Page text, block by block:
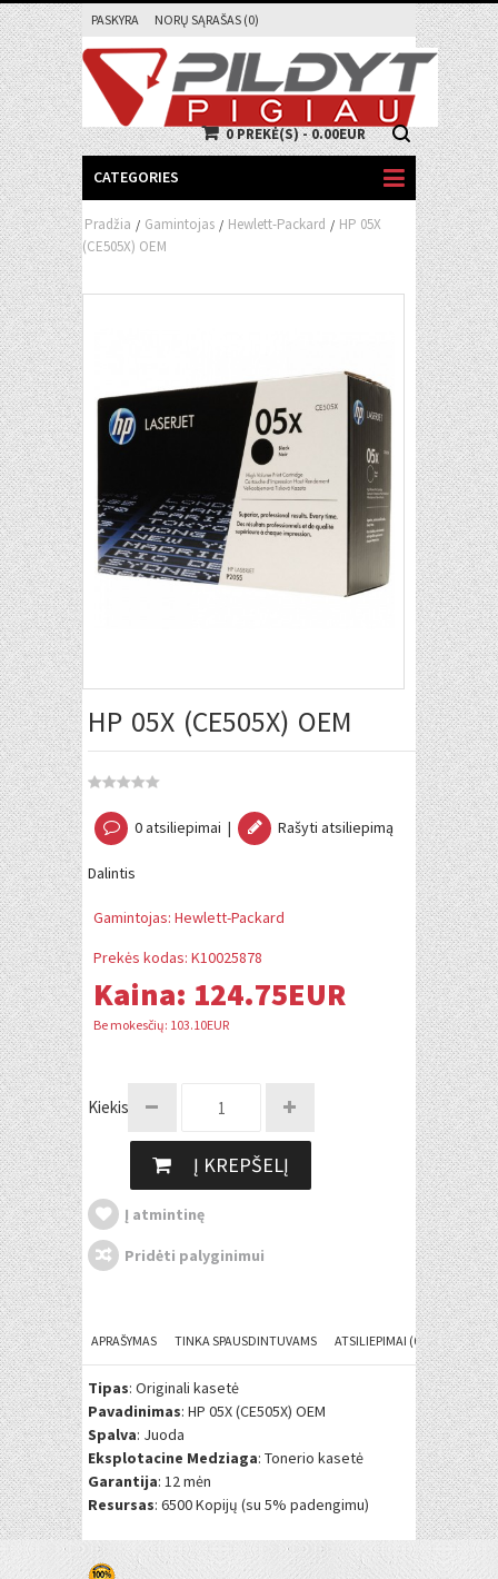
PASKYRA NORŲ SĄRAŠAS (0)
0 PREKĖ(S) - 0.00EUR
CATEGORIES
Pradžia / Gamintojas / Hewlett-Packard / HP 05X
(CE505X) OEM
HP 05X (CE505X) OEM
0 atsiliepimai | Rašyti atsiliepimą
Dalintis
Gamintojas: Hewlett-Packard
Prekės kodas: K10025878
Kaina: 124.75EUR
Be mokesčių: 103.10EUR
Kiekis:
Į KREPŠELĮ
Į atmintinę
Pridėti palyginimui
APRAŠYMAS TINKA SPAUSDINTUVAMS ATSILIEPIMAI (0)
Tipas: Originali kasetė
Pavadinimas: HP 05X (CE505X) OEM
Spalva: Juoda
Eksplotacine Medziaga: Tonerio kasetė
Garantija: 12 mėn
Resursas: 6500 Kopijų (su 5% padengimu)